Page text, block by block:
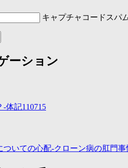
キャプチャコード スパ
ーション
体記110715
ついての心配-クローン病の肛門事